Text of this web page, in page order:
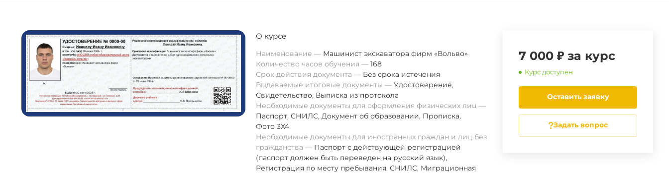
7 000 ₽ за курс
Курс доступен
Оставить заявку
Задать вопрос
О курсе
Наименование
Машинист экскаватора фирм «Вольво»
Количество часов обучения
168
Срок действия документа
Без срока истечения
Выдаваемые итоговые документы
Удостоверение,
Свидетельство, Выписка из протокола
Необходимые документы для оформления физических лиц
Паспорт, СНИЛС, Документ об образовании, Прописка,
Фото 3Х4
Необходимые документы для иностранных граждан и лиц без
гражданства
Паспорт с действующей регистрацией
(паспорт должен быть переведен на русский язык),
Регистрация по месту пребывания, СНИЛС, Миграционная